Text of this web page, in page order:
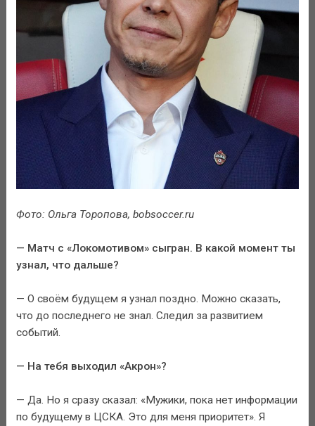
Фото: Ольга Торопова, bobsoccer.ru
— Матч с «Локомотивом» сыгран. В какой момент ты
узнал, что дальше?
— О своём будущем я узнал поздно. Можно сказать,
что до последнего не знал. Следил за развитием
событий.
— На тебя выходил «Акрон»?
— Да. Но я сразу сказал: «Мужики, пока нет информации
по будущему в ЦСКА. Это для меня приоритет». Я